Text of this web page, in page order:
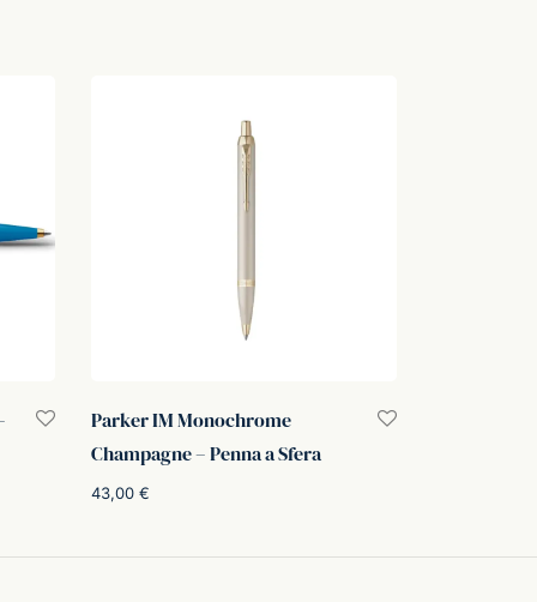
Parker IM Monochrome
Champagne – Penna a Sfera
43,00 €